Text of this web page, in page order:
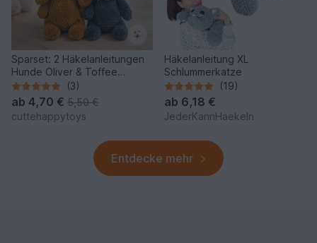
Sparset: 2 Häkelanleitungen
Hunde Oliver & Toffee
(Amigurumi PDF)
(3)
ab 4,70 € 5,50 €
cuttehappytoys
Häkelanleitung XL
Schlummerkatze
(19)
ab 6,18 €
JederKannHaekeln
Entdecke mehr